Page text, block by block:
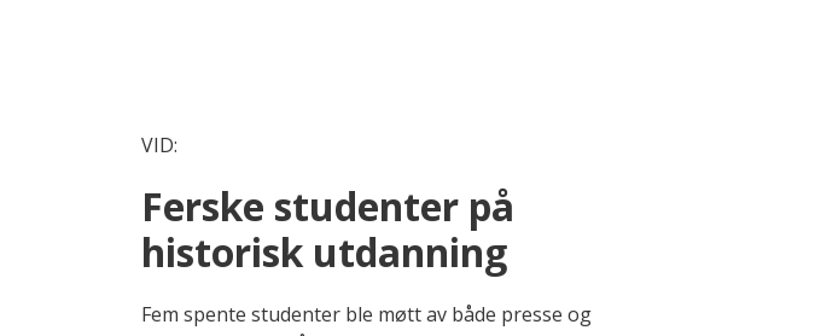
VID:
Ferske studenter på
historisk utdanning
Fem spente studenter ble møtt av både presse og